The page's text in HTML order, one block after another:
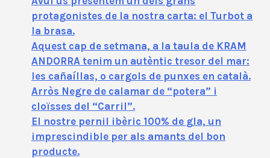
protagonistes de la nostra carta: el Turbot a
la brasa.
Aquest cap de setmana, a la taula de KRAM
ANDORRA tenim un autèntic tresor del mar:
les cañaíllas, o cargols de punxes en català.
Arròs Negre de calamar de “potera” i
cloïsses del “Carril”.
El nostre pernil ibèric 100% de gla, un
imprescindible per als amants del bon
producte.